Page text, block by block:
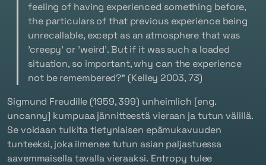
feeling of having experienced something before,
the particulars of that previous experience being
unrecallable, except as an atmosphere that was
'creepy' or 'weird'. But if it was such a loaded
situation, so important, why can the experience
not be remembered?" (Kelley 2003, 73)
Sigmund Freudille (1959, 399) unheimlich [eng.
uncanny] kumpuaa jännitteestä vieraan ja tutun välillä.
Se voidaan tulkita tietynlaisen epämukavuuden
tunteeksi, joka ilmenee tutun asian paljastuessa
aavemmaisella tavalla vieraaksi. Entropy tulee